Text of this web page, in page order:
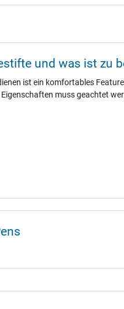
und was ist zu
ist ein komfortables
muss geachtet